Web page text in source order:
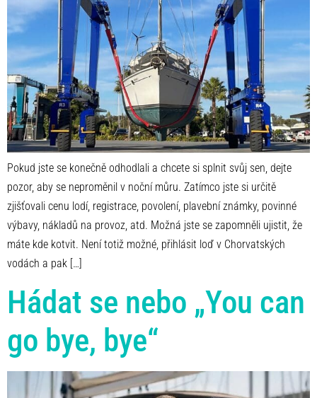
Pokud jste se konečně odhodlali a chcete si splnit svůj sen, dejte
pozor, aby se neproměnil v noční můru. Zatímco jste si určitě
zjišťovali cenu lodí, registrace, povolení, plavební známky, povinné
výbavy, nákladů na provoz, atd. Možná jste se zapomněli ujistit, že
máte kde kotvit. Není totiž možné, přihlásit loď v Chorvatských
vodách a pak […]
Hádat se nebo „You can
go bye, bye“